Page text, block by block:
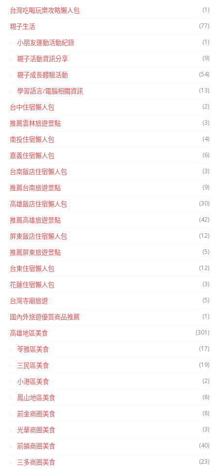
台灣吃喝玩樂攻略懶人包 (1)
親子生活 (77)
小朋友運動活動紀錄 (1)
親子活動資訊分享 (9)
親子成長體驗活動 (54)
學習語言/電腦相關資訊 (13)
台中住宿懶人包 (2)
推薦雲林旅遊景點 (3)
南投住宿懶人包 (4)
嘉義住宿懶人包 (6)
台南飯店住宿懶人包 (3)
推薦台南旅遊景點 (9)
高雄飯店住宿懶人包 (30)
推薦高雄旅遊景點 (42)
屏東飯店住宿懶人包 (12)
推薦屏東旅遊景點 (5)
台東住宿懶人包 (12)
花蓮住宿懶人包 (3)
台灣寺廟旅遊 (5)
國內外旅遊優質商品推薦 (1)
高雄地區美食 (301)
苓雅區美食 (17)
三民區美食 (19)
小港區美食 (2)
鳳山地區美食 (8)
前金商圈美食 (8)
光華商圈美食 (3)
前鎮商圈美食 (40)
三多商圈美食 (23)